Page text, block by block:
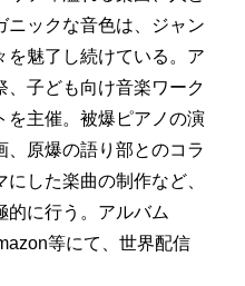
ニックな音色は、ジャン
を魅了し続けている。ア
、子ども向け音楽ワーク
を主催。被爆ピアノの演
、原爆の語り部とのコラ
した楽曲の制作など、
的に行う。アルバム
等にて、世界配信